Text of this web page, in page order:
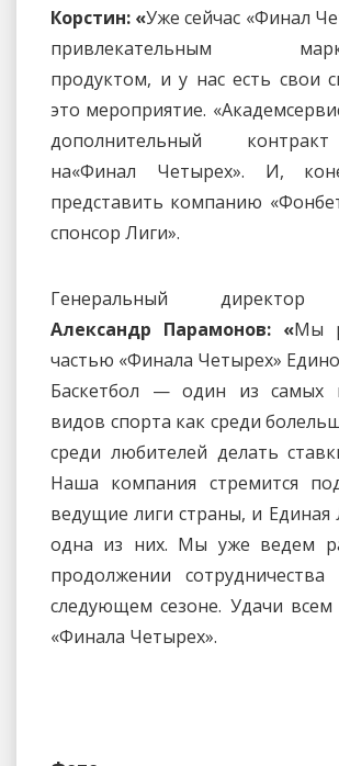
Корстин: «Уже сейчас «Финал
привлекательным
продуктом, и у нас есть свои
это мероприятие.
дополнительный
на«Финал Четырех». И,
представить компанию
спонсор Лиги».
Генеральный директор
Александр Парамонов: «Мы
частью «Финала Четырех»
Баскетбол — один из самых
видов спорта как среди
среди любителей делать
Наша компания стремится
ведущие лиги страны, и
одна из них. Мы уже ведем
продолжении
следующем сезоне. Удачи всем
«Финала Четырех».